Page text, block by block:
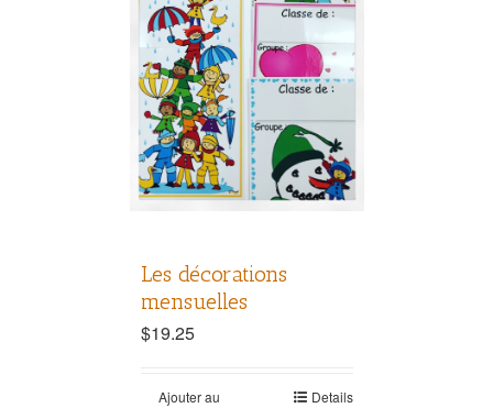
Les décorations
mensuelles
$19.25
Ajouter au
Details